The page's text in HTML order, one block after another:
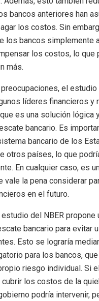
bancos anteriores han
los costos. Sin
los bancos simplemente
los costos, lo que
más.
el
líderes financieros y
es una solución lógica
bancario. Es
bancario de los
otros países, lo que
En cualquier caso, es
vale la pena considerar
en el futuro.
estudio del NBER propone
bancario para evitar
Esto se lograría
para los bancos,
riesgo individual. Si
los costos de la
podría intervenir,